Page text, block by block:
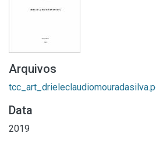
Arquivos
Data
2019